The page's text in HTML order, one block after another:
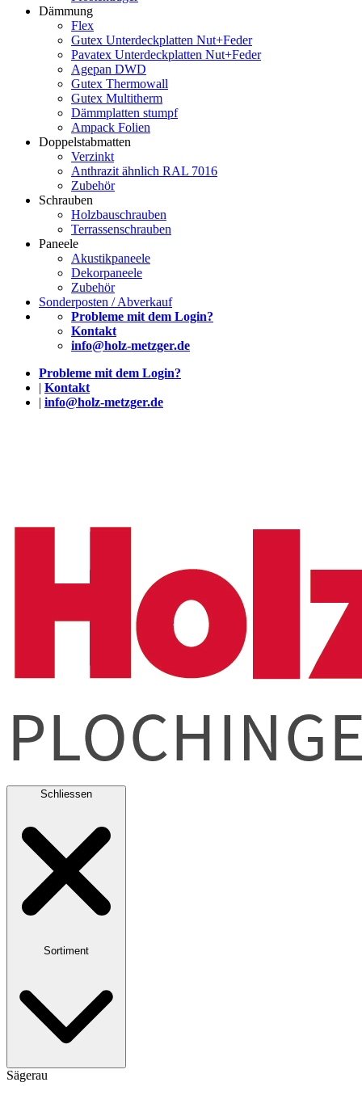
Dämmung
Flex
Gutex Unterdeckplatten Nut+Feder
Pavatex Unterdeckplatten Nut+Feder
Agepan DWD
Gutex Thermowall
Gutex Multitherm
Dämmplatten stumpf
Ampack Folien
Doppelstabmatten
Verzinkt
Anthrazit ähnlich RAL 7016
Zubehör
Schrauben
Holzbauschrauben
Terrassenschrauben
Paneele
Akustikpaneele
Dekorpaneele
Zubehör
Sonderposten / Abverkauf
Probleme mit dem Login?
Kontakt
info@holz-metzger.de
Probleme mit dem Login?
| Kontakt
| info@holz-metzger.de
Schliessen
Sortiment
Sägerau